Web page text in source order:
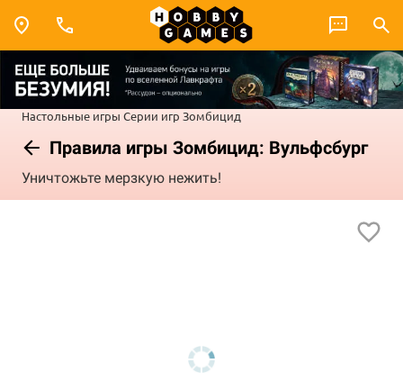
Настольные игры Серии игр Зомбицид
Правила игры Зомбицид: Вульфсбург
Уничтожьте мерзкую нежить!